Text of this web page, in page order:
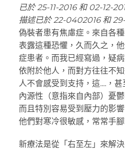
已於 25-11-2016 和 02-12-
描述已於 22-0402016 和
偽裝者患有焦慮症。來自各
表露這種恐懼，久而久之，
症患者。而我已經寫過，疑
依附於他人，而對方往往不
人不會感受到支持，這....，
內源性（意指來自內部）憂鬱
而且特別容易受到壓力的影
他們對寒冷很敏感，常常手
新療法是從「右至左」來解